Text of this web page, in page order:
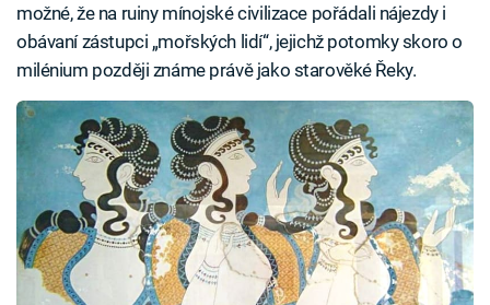
možné, že na ruiny mínojské civilizace pořádali nájezdy i
obávaní zástupci „mořských lidí“, jejichž potomky skoro o
milénium později známe právě jako starověké Řeky.